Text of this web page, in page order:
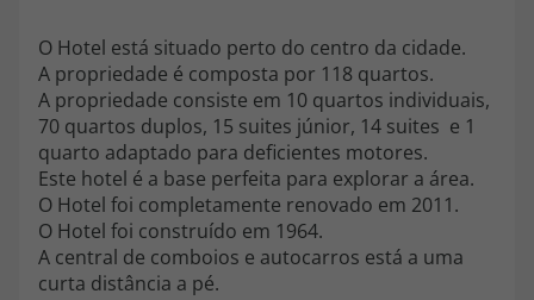
218 925 471
Custo de uma chamada para a rede fixa nacional.
A sua agência de viagens Top Atlântico tem a preocupação de estar
sempre mais perto de si, para maior comodidade e total facilidade
na marcação das suas viagens, tem ainda ao seu dispor o nosso call
center a funcionar todos os dias úteis das 10:00 às 20:00 e Sábado
das 10:00 às 14:00.
topatlantico@topatlantico.com
O Hotel está situado perto do centro da cidade.
A propriedade é composta por 118 quartos.
A propriedade consiste em 10 quartos individuais,
70 quartos duplos, 15 suites júnior, 14 suites e 1
quarto adaptado para deficientes motores.
Este hotel é a base perfeita para explorar a área.
O Hotel foi completamente renovado em 2011.
O Hotel foi construído em 1964.
A central de comboios e autocarros está a uma
curta distância a pé.